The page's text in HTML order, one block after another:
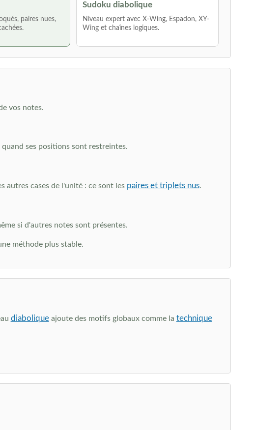
paires nues,
Sudoku diabolique
Niveau expert avec X-Wing, Espadon, XY-
Wing et chaînes logiques.
vos notes.
ses positions sont restreintes.
autres cases de l'unité : ce sont les paires et triplets nus.
si d'autres notes sont présentes.
méthode plus stable.
diaboliqueajoute des motifs globaux comme la technique